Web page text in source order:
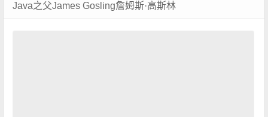
Java之父James Gosling詹姆斯·高斯林